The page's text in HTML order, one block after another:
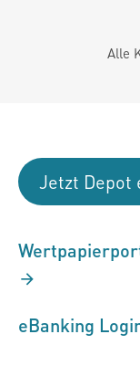
Alle
Jetzt Depot
eBanking